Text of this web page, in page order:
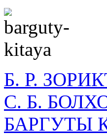
Б. Р.
С. Б.
БАРГУТЫ